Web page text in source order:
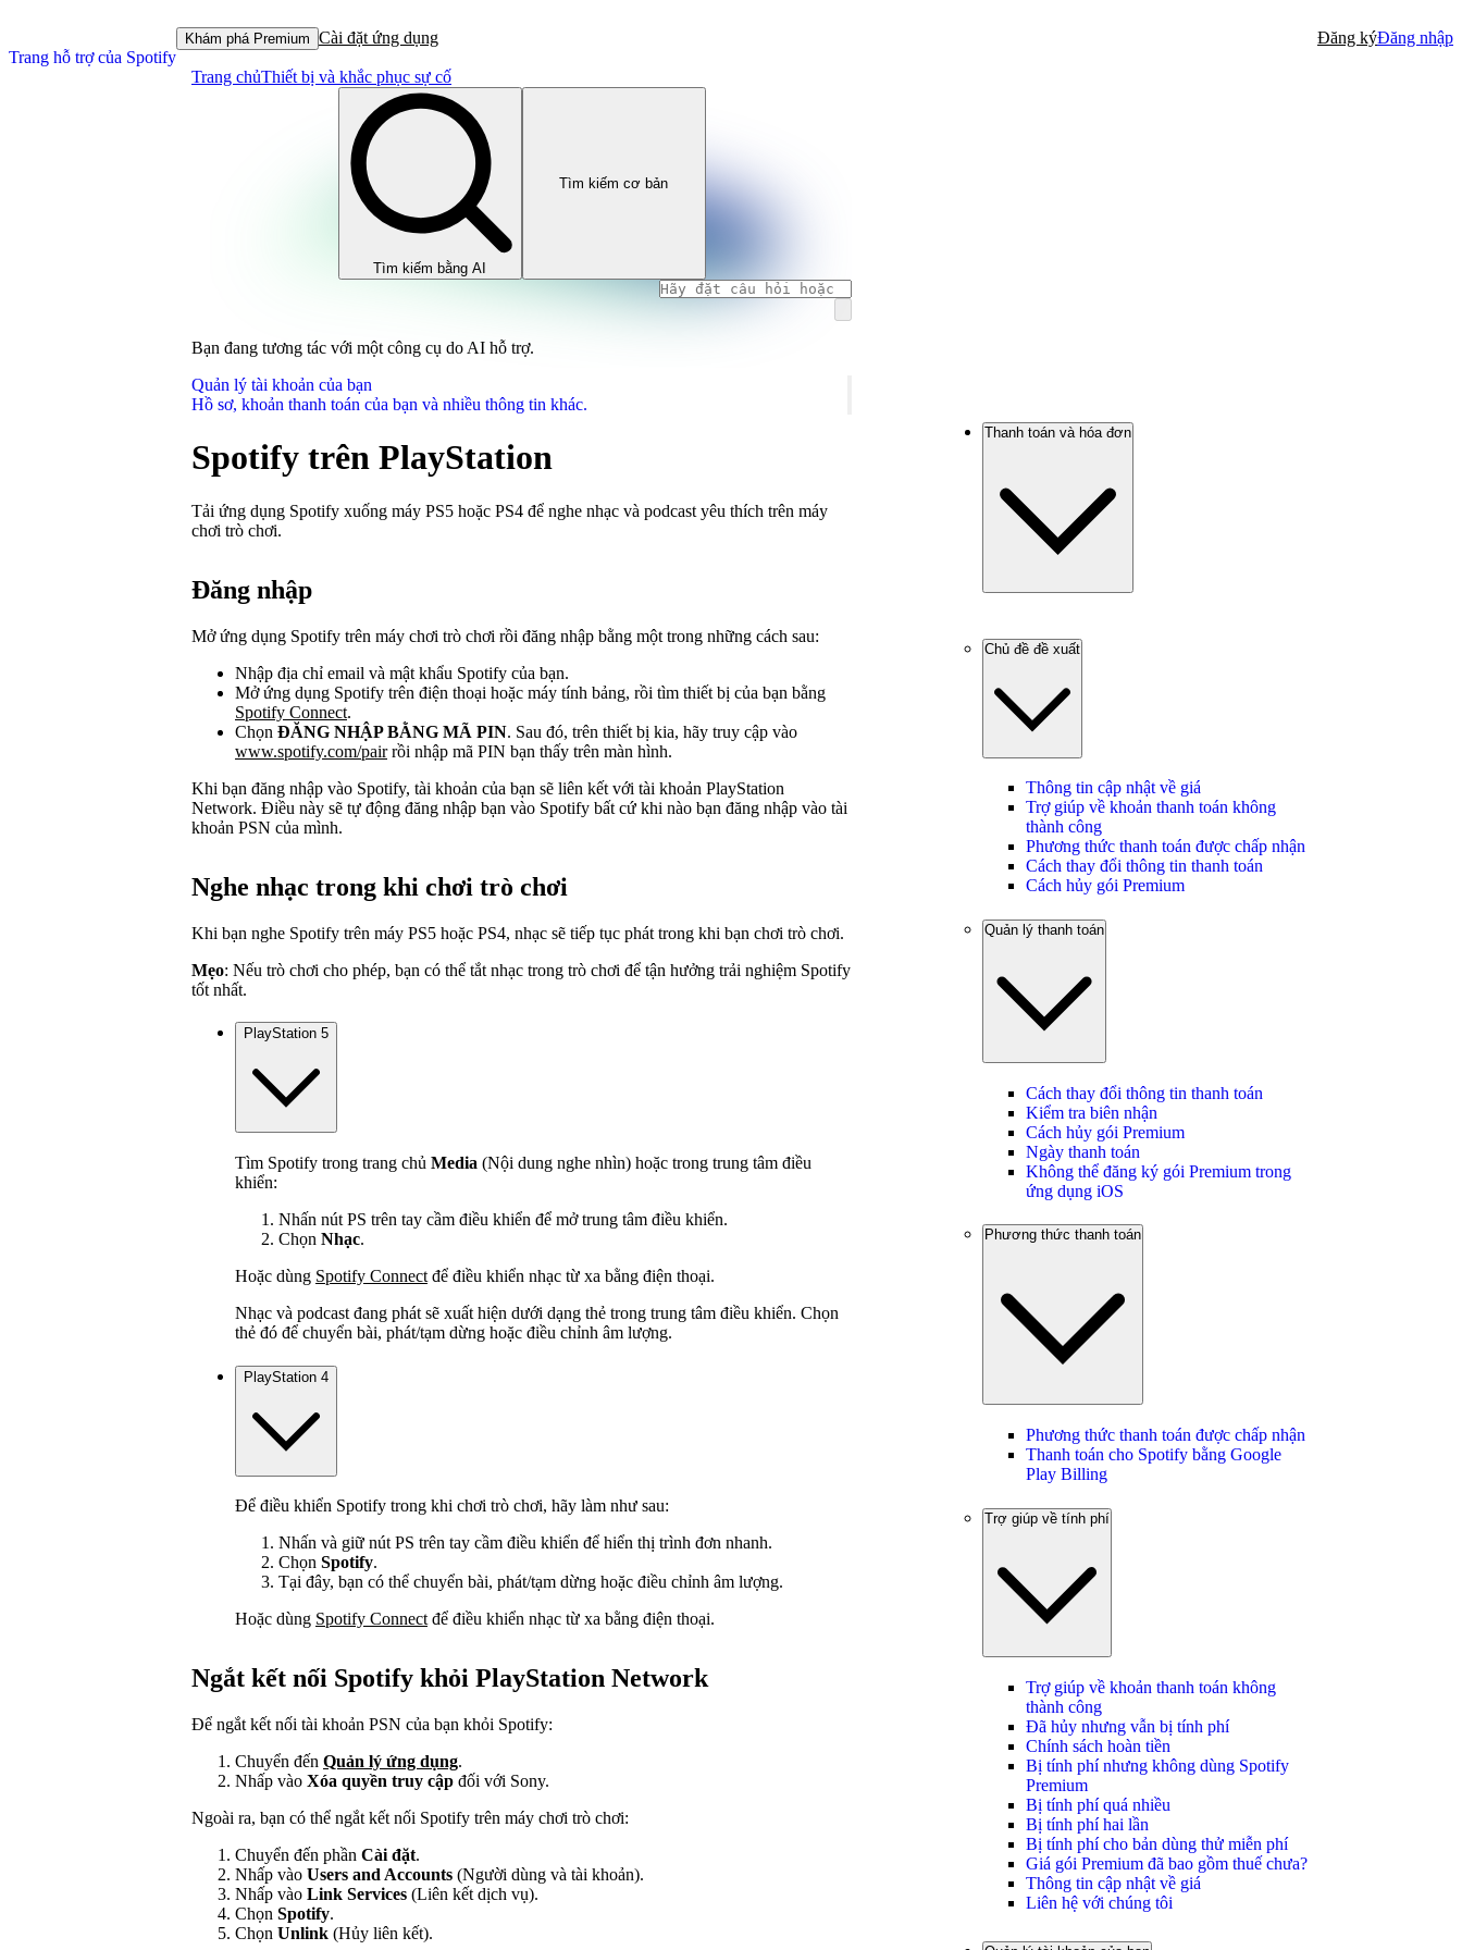
Trang hỗ trợ của Spotify
Khám phá Premium Cài đặt ứng dụng Đăng kýĐăng nhập
Trang chủThiết bị và khắc phục sự cố
Tìm kiếm bằng AI
Tìm kiếm cơ bản
Bạn đang tương tác với một công cụ do AI hỗ trợ.
Quản lý tài khoản của bạn
Hồ sơ, khoản thanh toán của bạn và nhiều thông tin khác.
Spotify trên PlayStation
Tải ứng dụng Spotify xuống máy PS5 hoặc PS4 để nghe nhạc và podcast yêu thích trên máy
chơi trò chơi.
Đăng nhập
Mở ứng dụng Spotify trên máy chơi trò chơi rồi đăng nhập bằng một trong những cách sau:
Nhập địa chỉ email và mật khẩu Spotify của bạn.
Mở ứng dụng Spotify trên điện thoại hoặc máy tính bảng, rồi tìm thiết bị của bạn bằng
Spotify Connect.
Chọn ĐĂNG NHẬP BẰNG MÃ PIN. Sau đó, trên thiết bị kia, hãy truy cập vào
www.spotify.com/pairrồi nhập mã PIN bạn thấy trên màn hình.
Khi bạn đăng nhập vào Spotify, tài khoản của bạn sẽ liên kết với tài khoản PlayStation
Network. Điều này sẽ tự động đăng nhập bạn vào Spotify bất cứ khi nào bạn đăng nhập vào tài
khoản PSN của mình.
Nghe nhạc trong khi chơi trò chơi
Khi bạn nghe Spotify trên máy PS5 hoặc PS4, nhạc sẽ tiếp tục phát trong khi bạn chơi trò chơi.
Mẹo: Nếu trò chơi cho phép, bạn có thể tắt nhạc trong trò chơi để tận hưởng trải nghiệm Spotify
tốt nhất.
PlayStation 5
Tìm Spotify trong trang chủ Media (Nội dung nghe nhìn) hoặc trong trung tâm điều
khiển:
Nhấn nút PS trên tay cầm điều khiển để mở trung tâm điều khiển.
Chọn Nhạc.
Hoặc dùng Spotify Connect để điều khiển nhạc từ xa bằng điện thoại.
Nhạc và podcast đang phát sẽ xuất hiện dưới dạng thẻ trong trung tâm điều khiển. Chọn
thẻ đó để chuyển bài, phát/tạm dừng hoặc điều chỉnh âm lượng.
PlayStation 4
Để điều khiển Spotify trong khi chơi trò chơi, hãy làm như sau:
Nhấn và giữ nút PS trên tay cầm điều khiển để hiển thị trình đơn nhanh.
Chọn Spotify.
Tại đây, bạn có thể chuyển bài, phát/tạm dừng hoặc điều chỉnh âm lượng.
Hoặc dùng Spotify Connect để điều khiển nhạc từ xa bằng điện thoại.
Ngắt kết nối Spotify khỏi PlayStation Network
Để ngắt kết nối tài khoản PSN của bạn khỏi Spotify:
Chuyển đến Quản lý ứng dụng.
Nhấp vào Xóa quyền truy cập đối với Sony.
Ngoài ra, bạn có thể ngắt kết nối Spotify trên máy chơi trò chơi:
Chuyển đến phần Cài đặt.
Nhấp vào Users and Accounts (Người dùng và tài khoản).
Nhấp vào Link Services (Liên kết dịch vụ).
Chọn Spotify.
Chọn Unlink (Hủy liên kết).
Thanh toán và hóa đơn
Chủ đề đề xuất
Thông tin cập nhật về giá
Trợ giúp về khoản thanh toán không
thành công
Phương thức thanh toán được chấp nhận
Cách thay đổi thông tin thanh toán
Cách hủy gói Premium
Quản lý thanh toán
Cách thay đổi thông tin thanh toán
Kiểm tra biên nhận
Cách hủy gói Premium
Ngày thanh toán
Không thể đăng ký gói Premium trong
ứng dụng iOS
Phương thức thanh toán
Phương thức thanh toán được chấp nhận
Thanh toán cho Spotify bằng Google
Play Billing
Trợ giúp về tính phí
Trợ giúp về khoản thanh toán không
thành công
Đã hủy nhưng vẫn bị tính phí
Chính sách hoàn tiền
Bị tính phí nhưng không dùng Spotify
Premium
Bị tính phí quá nhiều
Bị tính phí hai lần
Bị tính phí cho bản dùng thử miễn phí
Giá gói Premium đã bao gồm thuế chưa?
Thông tin cập nhật về giá
Liên hệ với chúng tôi